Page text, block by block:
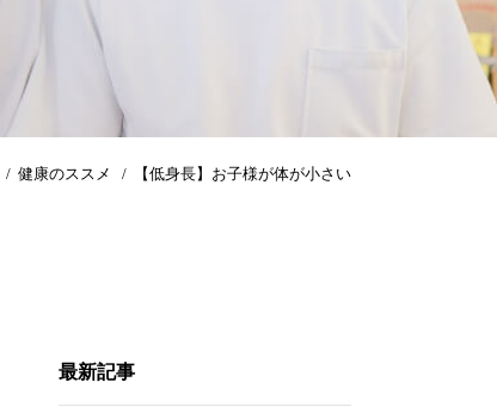
健康のススメ 【低身長】お子様が体が小さい
最新記事